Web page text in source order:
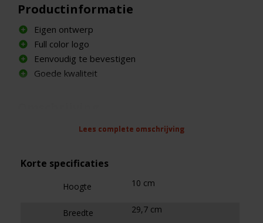
Productinformatie
Eigen ontwerp
Full color logo
Eenvoudig te bevestigen
Goede kwaliteit
Reclame op de bouwhekken? Dat is eenvoudig
monteren.
mm, wordt full colour bedrukt en is standaard
Lees complete omschrijving
Lees complete omschrijving
Lees complete omschrijving
Korte specificaties
Hoogte 10 cm
Breedte 29,7 cm